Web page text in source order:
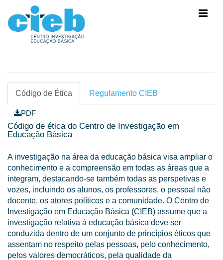
Código de Ética Regulamento CIEB
PDF
Código de ética do Centro de Investigação em
Educação Básica
A investigação na área da educação básica visa ampliar o
conhecimento e a compreensão em todas as áreas que a
integram, destacando-se também todas as perspetivas e
vozes, incluindo os alunos, os professores, o pessoal não
docente, os atores políticos e a comunidade. O Centro de
Investigação em Educação Básica (CIEB) assume que a
investigação relativa à educação básica deve ser
conduzida dentro de um conjunto de princípios éticos que
assentam no respeito pelas pessoas, pelo conhecimento,
pelos valores democráticos, pela qualidade da